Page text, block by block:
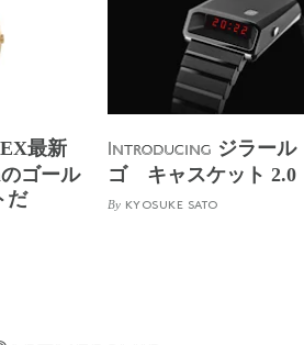
最新
ゴール
だ
Introducing ジラール
ゴ キャスケット 2.0
By KYOSUKE SATO